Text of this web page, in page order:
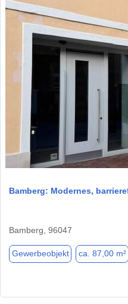
Bamberg: Modernes,
Bamberg, 96047
Gewerbeobjekt ca. 87,00 m²